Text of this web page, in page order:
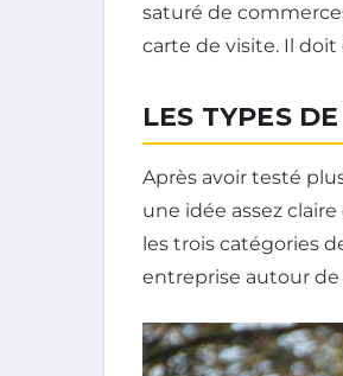
saturé de
carte de visite. Il
LES TYPES
Après avoir testé
une idée assez
les trois catégories
entreprise autour de